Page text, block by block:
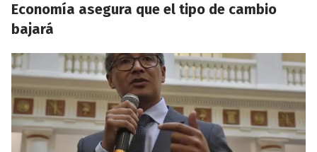
Economía asegura que el tipo de cambio
bajará